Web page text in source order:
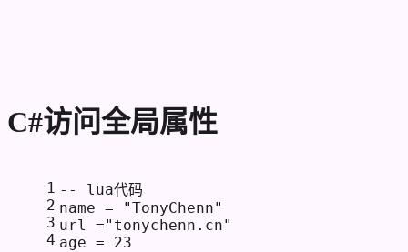
C#访问全局属性
1
2
3
4
-- lua代码
name =
"TonyChenn"
url ="tonychenn.cn"
age = 23